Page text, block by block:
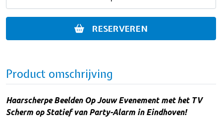
RESERVEREN
Product omschrijving
Haarscherpe Beelden Op Jouw Evenement met het TV
Scherm op Statief van Party-Alarm in Eindhoven!